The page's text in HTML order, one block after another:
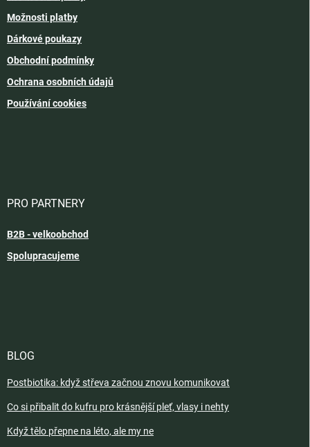
Možnosti platby
Dárkové poukazy
Obchodní podmínky
Ochrana osobních údajů
Používání cookies
PRO PARTNERY
B2B - velkoobchod
Spolupracujeme
BLOG
Postbiotika: když střeva začnou znovu komunikovat
Co si přibalit do kufru pro krásnější pleť, vlasy i nehty
Když tělo přepne na léto, ale my ne